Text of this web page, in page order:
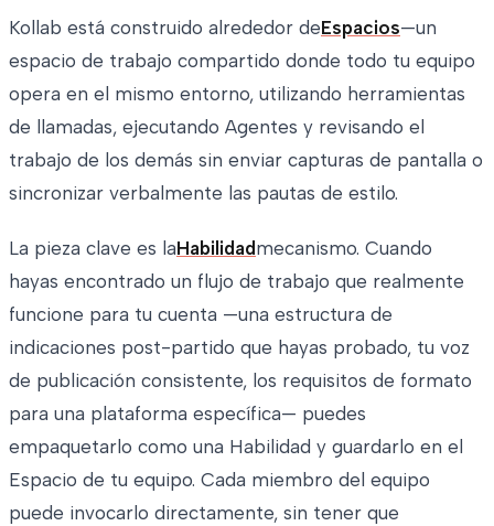
Kollab está construido alrededor deEspacios—un
espacio de trabajo compartido donde todo tu equipo
opera en el mismo entorno, utilizando herramientas
de llamadas, ejecutando Agentes y revisando el
trabajo de los demás sin enviar capturas de pantalla o
sincronizar verbalmente las pautas de estilo.
La pieza clave es laHabilidadmecanismo. Cuando
hayas encontrado un flujo de trabajo que realmente
funcione para tu cuenta —una estructura de
indicaciones post-partido que hayas probado, tu voz
de publicación consistente, los requisitos de formato
para una plataforma específica— puedes
empaquetarlo como una Habilidad y guardarlo en el
Espacio de tu equipo. Cada miembro del equipo
puede invocarlo directamente, sin tener que